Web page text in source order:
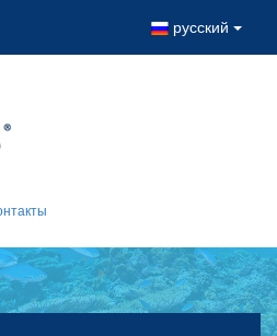
русский